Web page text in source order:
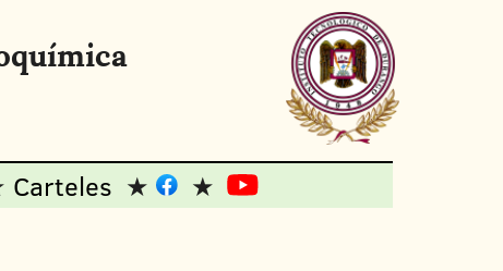
Carteles